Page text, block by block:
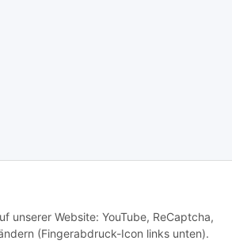
unserer Website: YouTube, ReCaptcha,
(Fingerabdruck-Icon links unten).